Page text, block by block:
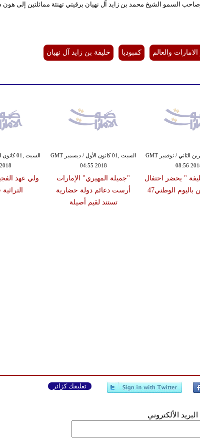
السمو الشيخ محمد بن زايد آل نهيان برقيتي تهنئة مماثلتين إلى هون
الامارات والعالم كمبوديا خليفة بن زايد آل نهيان
ولي عهد
السبت ,01 كانون الأول / ديسمبر GMT
04:55 2018
"جميلة المهيري" الإمارات
أرست دعائم دولة حضارية
تستند لقيم أصيلة
الجمعة ,30 تشرين الثاني / نوفمبر GMT
08:56
" يحضر احتفال
باليوم الوطني47
تعليقك كزائر
البريد الألكتروني